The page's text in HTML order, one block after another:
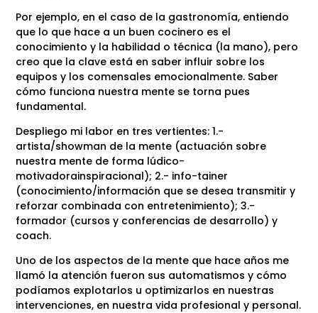
Por ejemplo, en el caso de la gastronomía, entiendo
que lo que hace a un buen cocinero es el
conocimiento y la habilidad o técnica (la mano), pero
creo que la clave está en saber influir sobre los
equipos y los comensales emocionalmente. Saber
cómo funciona nuestra mente se torna pues
fundamental.
Despliego mi labor en tres vertientes: 1.-
artista/showman de la mente (actuación sobre
nuestra mente de forma lúdico-
motivadorainspiracional); 2.- info-tainer
(conocimiento/información que se desea transmitir y
reforzar combinada con entretenimiento); 3.-
formador (cursos y conferencias de desarrollo) y
coach.
Uno de los aspectos de la mente que hace años me
llamó la atención fueron sus automatismos y cómo
podíamos explotarlos u optimizarlos en nuestras
intervenciones, en nuestra vida profesional y personal.